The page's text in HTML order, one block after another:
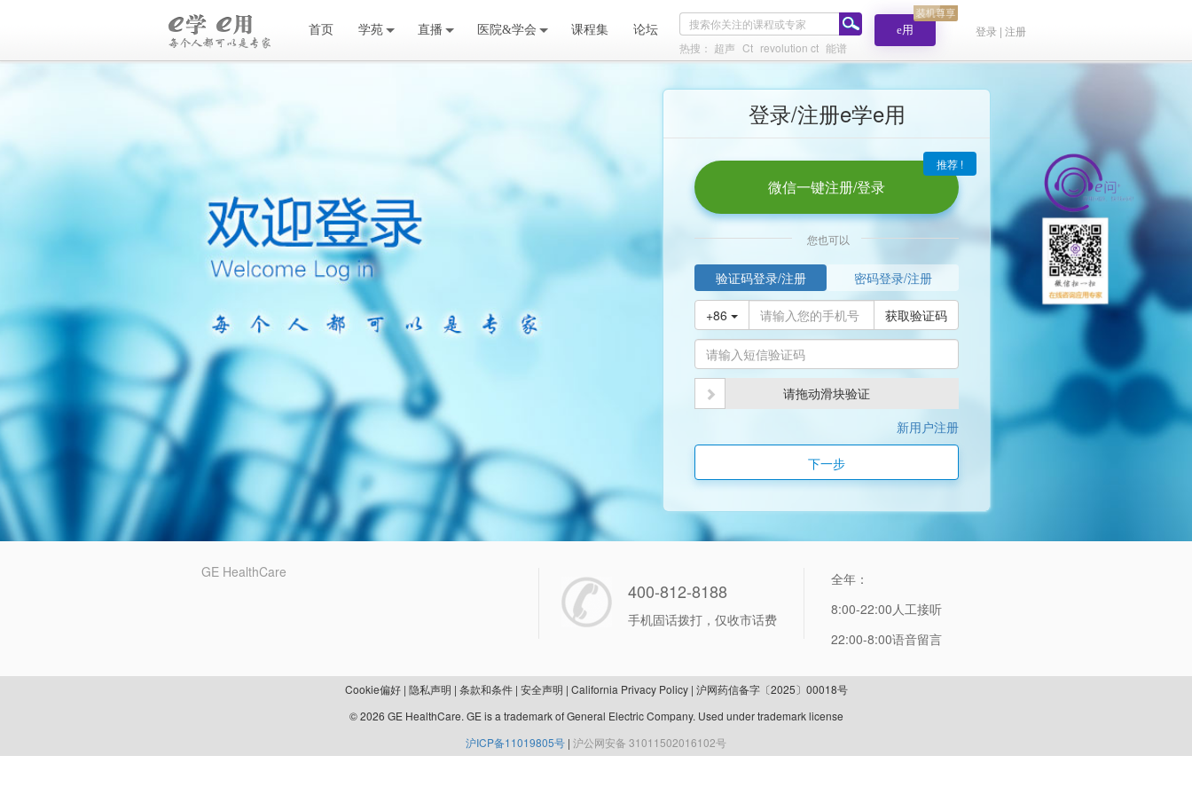
登录 | 注册
e用
热搜： 超声 Ct revolution ct 能谱
首页 学苑 直播 医院&学会 课程集 论坛
登录/注册e学e用
推荐 !
微信一键注册/登录
您也可以
验证码登录/注册 密码登录/注册
+86 获取验证码
请拖动滑块验证
新用户注册
下一步
GE HealthCare
400-812-8188
手机固话拨打，仅收市话费
全年：
8:00-22:00人工接听
22:00-8:00语音留言
Cookie偏好| 隐私声明 | 条款和条件| 安全声明 | California Privacy Policy| 沪网药信备字〔2025〕00018号
© 2026 GE HealthCare. GE is a trademark of General Electric Company. Used under trademark license
沪ICP备11019805号 | 沪公网安备 31011502016102号